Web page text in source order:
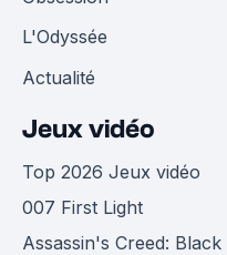
L'Odyssée
Actualité
Jeux vidéo
Top 2026 Jeux vidéo
007 First Light
Assassin's Creed: Black